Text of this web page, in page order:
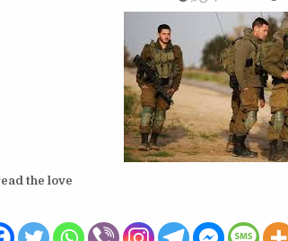
the love